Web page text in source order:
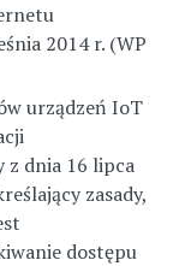
2014 r. (WP
urządzeń IoT
z dnia 16 lipca
zasady,
dostępu